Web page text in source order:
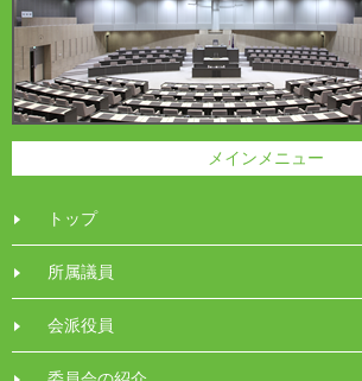
メインメニュー
トップ
所属議員
会派役員